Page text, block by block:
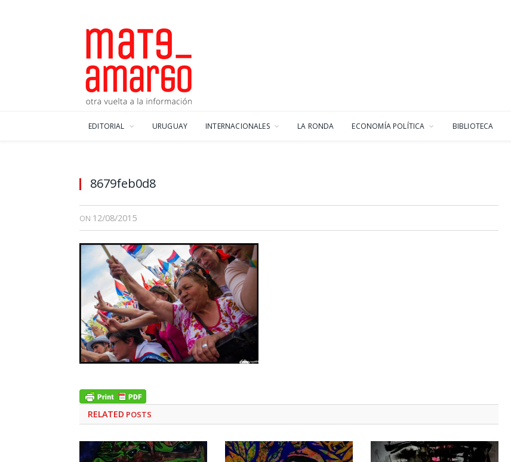
EDITORIAL URUGUAY INTERNACIONALES LA RONDA ECONOMÍA POLÍTICA BIBLIOTECA
8679feb0d8
ON 12/08/2015
RELATED POSTS